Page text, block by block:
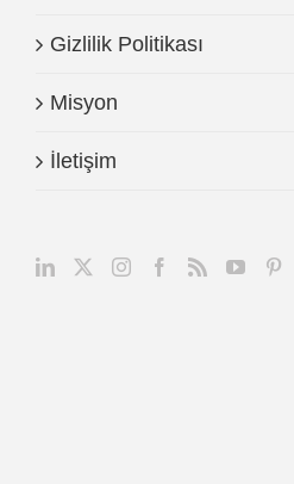
Gizlilik Politikası
Misyon
İletişim